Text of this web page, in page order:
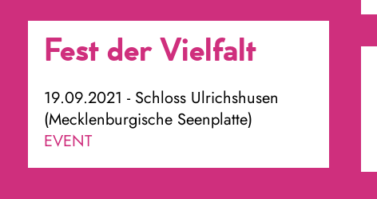
Fest der Vielfalt
19.09.2021 - Schloss Ulrichshusen
(Mecklenburgische Seenplatte)
EVENT